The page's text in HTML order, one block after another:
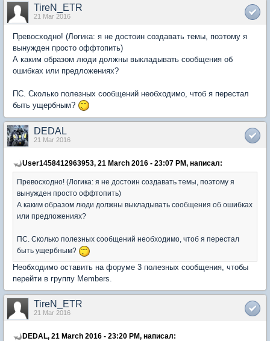
TireN_ETR
21 Mar 2016
Превосходно! (Логика: я не достоин создавать темы, поэтому я
вынужден просто оффтопить)
А каким образом люди должны выкладывать сообщения об
ошибках или предложениях?
ПС. Сколько полезных сообщений необходимо, чтоб я перестал
быть ущербным?
DEDAL
21 Mar 2016
User1458412963953, 21 March 2016 - 23:07 PM, написал:
Превосходно! (Логика: я не достоин создавать темы, поэтому я
вынужден просто оффтопить)
А каким образом люди должны выкладывать сообщения об ошибках
или предложениях?
ПС. Сколько полезных сообщений необходимо, чтоб я перестал
быть ущербным?
Необходимо оставить на форуме 3 полезных сообщения, чтобы
перейти в группу Members.
TireN_ETR
21 Mar 2016
DEDAL, 21 March 2016 - 23:20 PM, написал: